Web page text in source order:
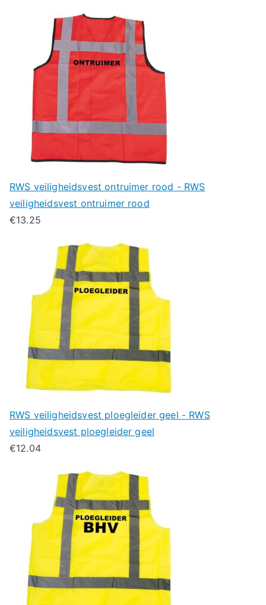
RWS veiligheidsvest ontruimer rood - RWS
veiligheidsvest ontruimer rood
€13.25
RWS veiligheidsvest ploegleider geel - RWS
veiligheidsvest ploegleider geel
€12.04